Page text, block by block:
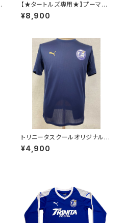
【★タートルズ専用★】プーマ半
袖ゲームシャツ【大人S～4XL】
※受注生産（納期約2か月）
¥8,900
トリニータスクールオリジナル
プーマTシャツ【キッズ110～16
0】※受注生産（納期約1.5か月）
¥4,900